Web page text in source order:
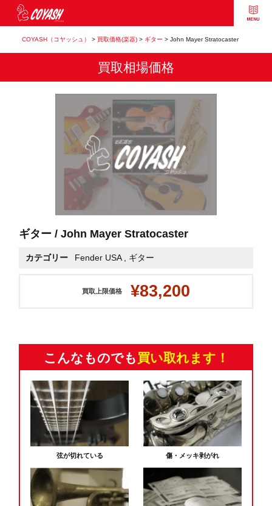
COYASH（コヤッシュ） > 買取価格(楽器)> ギター > John Mayer Stratocaster
買取相場価格
ギター / John Mayer Stratocaster
カテゴリー Fender USA , ギター
買取上限価格 ¥83,200
こんなものでも 買い取れます！
弦が切れている 傷・メッキ剥がれ